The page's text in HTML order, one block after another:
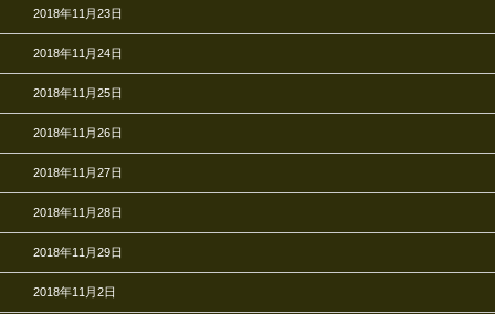
2018年11月23日
2018年11月24日
2018年11月25日
2018年11月26日
2018年11月27日
2018年11月28日
2018年11月29日
2018年11月2日